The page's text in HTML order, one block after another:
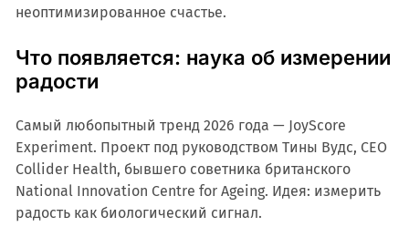
неоптимизированное счастье.
Что появляется: наука об измерении
радости
Самый любопытный тренд 2026 года — JoyScore
Experiment. Проект под руководством Тины Вудс, CEO
Collider Health, бывшего советника британского
National Innovation Centre for Ageing. Идея: измерить
радость как биологический сигнал.